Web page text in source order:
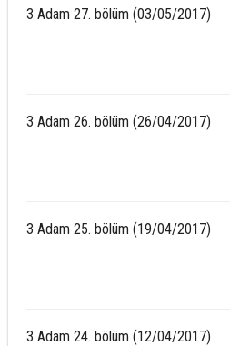
3 Adam 27. bölüm (03/05/2017)
3 Adam 26. bölüm (26/04/2017)
3 Adam 25. bölüm (19/04/2017)
3 Adam 24. bölüm (12/04/2017)